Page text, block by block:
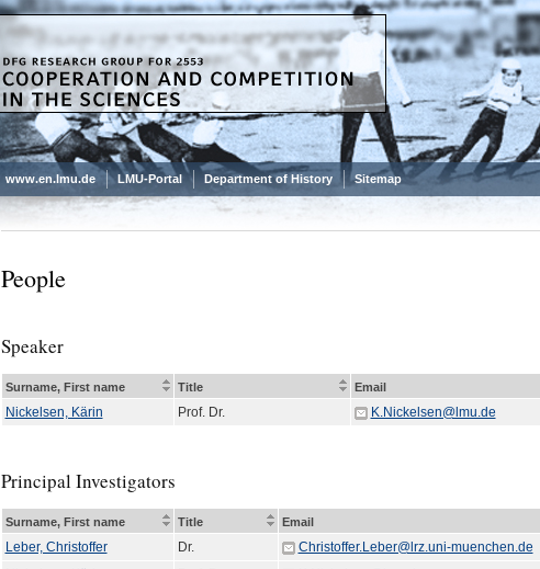
www.en.lmu.de LMU-Portal Department of History Sitemap
People
Speaker
Surname, First name Title Email
Nickelsen, Kärin Prof. Dr. K.Nickelsen@lmu.de
Principal Investigators
Surname, First name Title Email
Leber, Christoffer Dr.
Christoffer.Leber@lrz.uni-muenchen.de